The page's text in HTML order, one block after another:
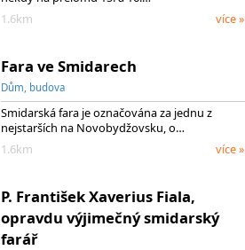
1.6km
více »
Fara ve Smidarech
Dům, budova
Smidarská fara je označována za jednu z
nejstarších na Novobydžovsku, o…
1.6km
více »
P. František Xaverius Fiala,
opravdu výjimečný smidarský
farář